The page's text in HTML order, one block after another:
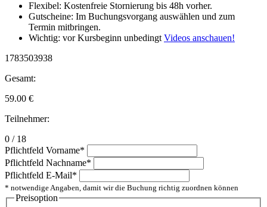
Flexibel: Kostenfreie Stornierung bis 48h vorher.
Gutscheine: Im Buchungsvorgang auswählen und zum
Termin mitbringen.
Wichtig: vor Kursbeginn unbedingt Videos anschauen!
1783503938
Gesamt:
59.00 €
Teilnehmer:
0 / 18
Pflichtfeld Vorname*
Pflichtfeld Nachname*
Pflichtfeld E-Mail*
* notwendige Angaben, damit wir die Buchung richtig zuordnen können
Preisoption